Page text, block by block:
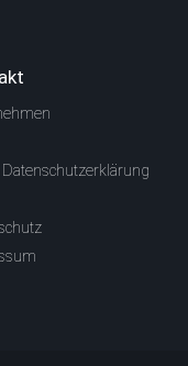
Datenschutzerklärung